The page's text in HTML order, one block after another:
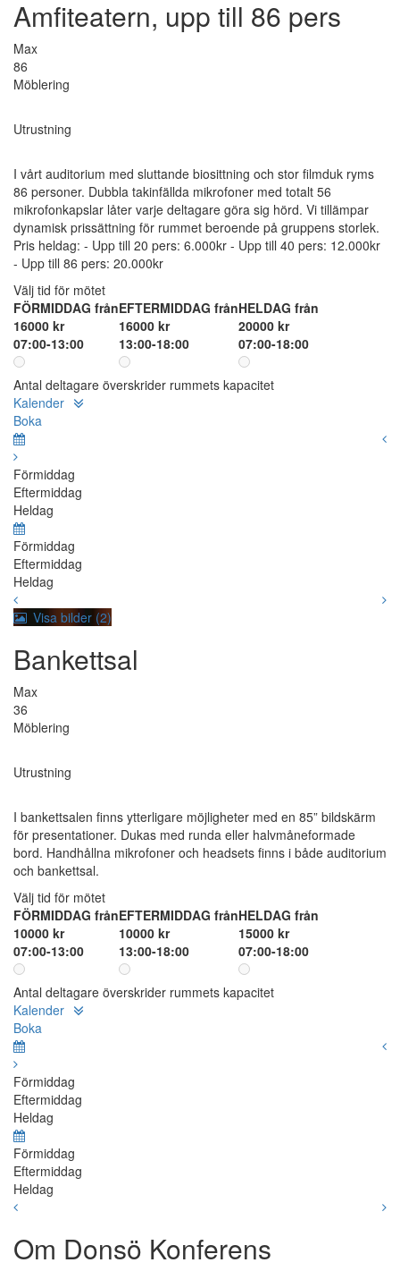
Amfiteatern, upp till 86 pers
Max
86
Möblering
Utrustning
I vårt auditorium med sluttande biosittning och stor filmduk ryms
86 personer. Dubbla takinfällda mikrofoner med totalt 56
mikrofonkapslar låter varje deltagare göra sig hörd. Vi tillämpar
dynamisk prissättning för rummet beroende på gruppens storlek.
Pris heldag: - Upp till 20 pers: 6.000kr - Upp till 40 pers: 12.000kr
- Upp till 86 pers: 20.000kr
Välj tid för mötet
FÖRMIDDAG från
16000 kr
07:00-13:00
EFTERMIDDAG från
16000 kr
13:00-18:00
HELDAG från
20000 kr
07:00-18:00
Antal deltagare överskrider rummets kapacitet
Kalender
Boka
Förmiddag
Eftermiddag
Heldag
Förmiddag
Eftermiddag
Heldag
Visa bilder (2)
Bankettsal
Max
36
Möblering
Utrustning
I bankettsalen finns ytterligare möjligheter med en 85” bildskärm
för presentationer. Dukas med runda eller halvmåneformade
bord. Handhållna mikrofoner och headsets finns i både auditorium
och bankettsal.
Välj tid för mötet
FÖRMIDDAG från
10000 kr
07:00-13:00
EFTERMIDDAG från
10000 kr
13:00-18:00
HELDAG från
15000 kr
07:00-18:00
Antal deltagare överskrider rummets kapacitet
Kalender
Boka
Förmiddag
Eftermiddag
Heldag
Förmiddag
Eftermiddag
Heldag
Om Donsö Konferens